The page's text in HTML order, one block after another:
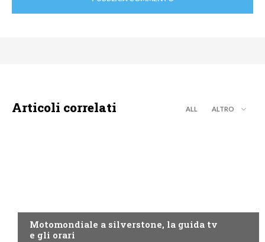
Articoli correlati ALL ALTRO
Motomondiale a silverstone, la guida tv
e gli orari